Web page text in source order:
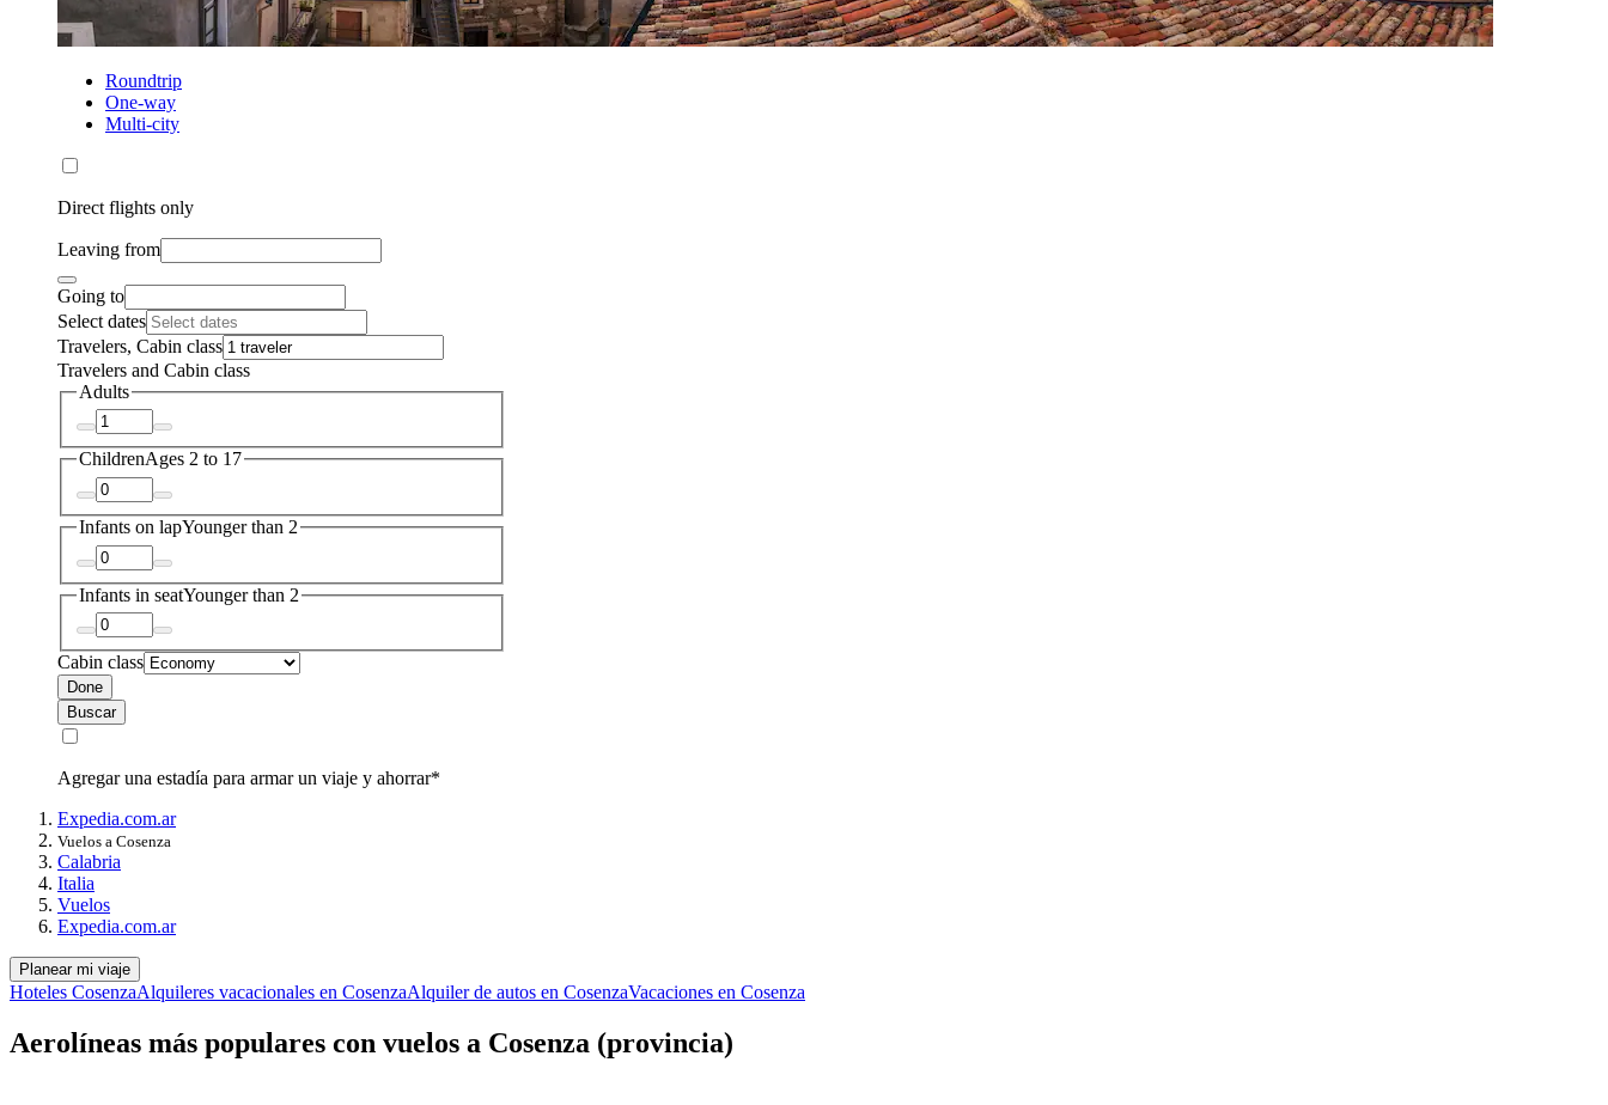
Roundtrip
One-way
Multi-city
Direct flights only
Leaving from
Going to
Select dates
Travelers, Cabin class
Travelers and Cabin class
Adults
ChildrenAges 2 to 17
Infants on lapYounger than 2
Infants in seatYounger than 2
Cabin class
Done
Buscar
Agregar una estadía para armar un viaje y ahorrar*
Expedia.com.ar
Vuelos a Cosenza
Calabria
Italia
Vuelos
Expedia.com.ar
Planear mi viaje
Hoteles CosenzaAlquileres vacacionales en CosenzaAlquiler de autos en CosenzaVacaciones en Cosenza
Aerolíneas más populares con vuelos a Cosenza (provincia)